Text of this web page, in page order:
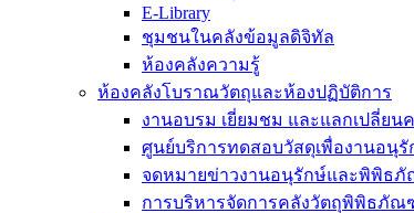
E-Library
ชุมชนในคลังข้อมูลดิจิทัล
ห้องคลังความรู้
ห้องคลังโบราณวัตถุและห้องปฏิบัติการ
งานอบรม เยี่ยมชม และแลกเปลี่ยน
ศูนย์บริการทดสอบวัสดุเพื่องานอนุรั
จดหมายข่าวงานอนุรักษ์และพิพิธ
การบริหารจัดการคลังวัตถุพิพิธภัณ